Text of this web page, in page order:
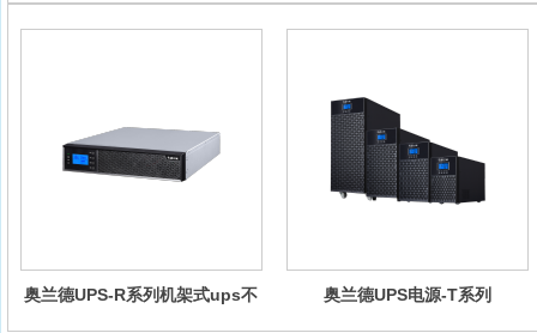
奥兰德UPS-R系列机架式ups不
奥兰德UPS电源-T系列